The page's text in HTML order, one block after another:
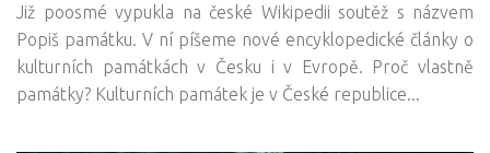
Již poosmé vypukla na české Wikipedii soutěž s názvem
Popiš památku. V ní píšeme nové encyklopedické články o
kulturních památkách v Česku i v Evropě. Proč vlastně
památky? Kulturních památek je v České republice...